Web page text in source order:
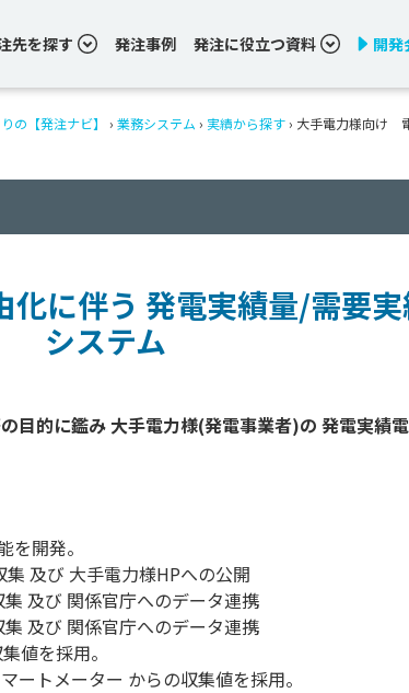
先を探す 発注事例 発注に役立つ資料 開発
の【発注ナビ】 › 業務システム › 実績から探す › 大手電力様向け
に伴う 発電実績量/需要実
システム
目的に鑑み 大手電力様(発電事業者)の 発電実績
開発。
及び 大手電力様HPへの公開
及び 関係官庁へのデータ連携
及び 関係官庁へのデータ連携
値を採用。
トメーター からの収集値を採用。